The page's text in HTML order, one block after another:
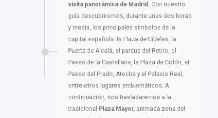
visita panorámica de Madrid. Con nuestro
guía descubriremos, durante unas dos horas
y media, los principales símbolos de la
capital española: la Plaza de Cibeles, la
Puerta de Alcalá, el parque del Retiro, el
Paseo de la Castellana, la Plaza de Colón, el
Paseo del Prado, Atocha y el Palacio Real,
entre otros lugares emblemáticos. A
continuación, nos trasladaremos a la
tradicional Plaza Mayor, animada zona del